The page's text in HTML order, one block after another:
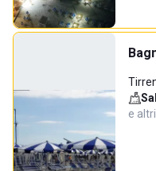
e altri